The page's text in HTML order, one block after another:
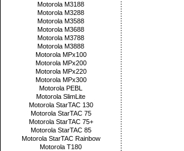
Motorola M3188
Motorola M3288
Motorola M3588
Motorola M3688
Motorola M3788
Motorola M3888
Motorola MPx100
Motorola MPx200
Motorola MPx220
Motorola MPx300
Motorola PEBL
Motorola SlimLite
Motorola StarTAC 130
Motorola StarTAC 75
Motorola StarTAC 75+
Motorola StarTAC 85
Motorola StarTAC Rainbow
Motorola T180